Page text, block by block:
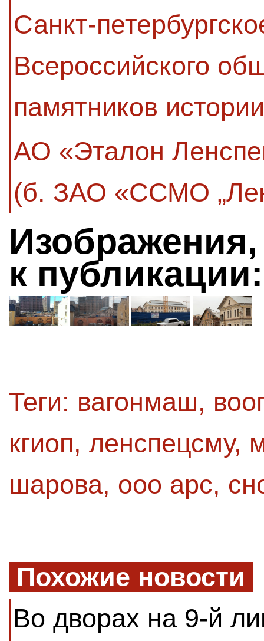
Санкт-
Всероссийского
памятников
АО «Эталон
(б. ЗАО «ССМО
к публикации:
Теги: вагонмаш,
кгиоп, ленспецсму,
шарова, ооо арс,
Похожие новости
Во дворах на 9-й